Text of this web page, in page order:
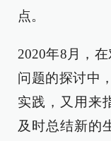
点。
2020年8月，
问题的探讨中
实践，又用来
及时总结新的